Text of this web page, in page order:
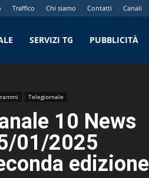
Traffico Chi siamo Contatti Canali
SERVIZI TG PUBBLICITÀ
Telegiornale
10 News
01/2025
edizione